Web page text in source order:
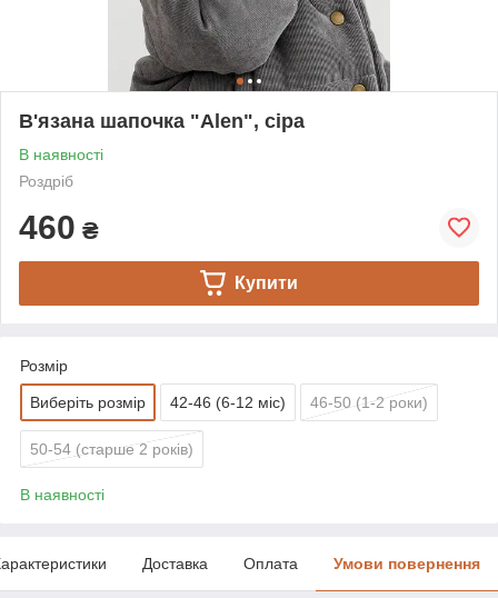
В'язана шапочка "Alen", сіра
В наявності
Роздріб
460 ₴
Купити
Розмір
Виберіть розмір 42-46 (6-12 міс) 46-50 (1-2 роки)
50-54 (старше 2 років)
В наявності
Доставка Оплата Умови повернення